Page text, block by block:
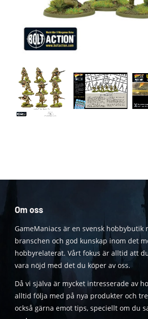
Om oss
GameManiacs är en svensk hobbybutik
branschen och god kunskap inom det
hobbyrelaterat. Vårt fokus är alltid att
vara nöjd med det du köper av oss.
Då vi själva är mycket intresserade av
alltid följa med på nya produkter och
också gärna emot tips, speciellt om du